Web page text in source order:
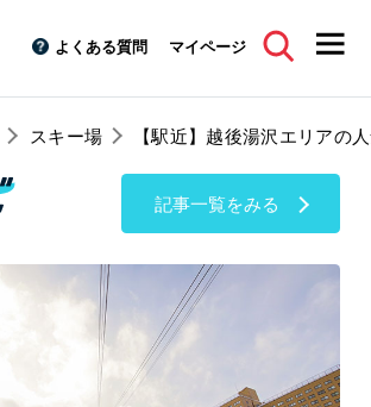
よくある質問 マイページ
スキー場 【駅近】越後湯沢エリアの
記事一覧をみる